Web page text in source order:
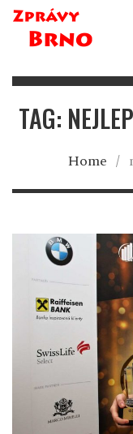
TAG:
Home /